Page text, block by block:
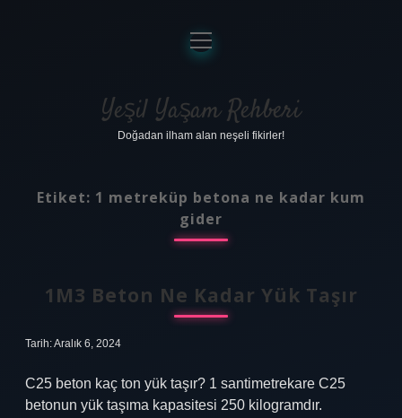
Anasayfa
Gizlilik Politikası
Yasal Uyarı
menüyü
aç
Yeşil Yaşam Rehberi
Doğadan ilham alan neşeli fikirler!
Etiket: 1 metreküp betona ne kadar kum
gider
1M3 Beton Ne Kadar Yük Taşır
Tarih: Aralık 6, 2024
C25 beton kaç ton yük taşır? 1 santimetrekare C25
betonun yük taşıma kapasitesi 250 kilogramdır.